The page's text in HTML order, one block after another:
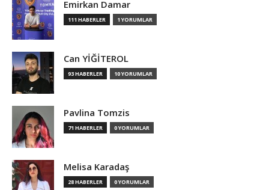
Emirkan Damar
111 HABERLER 1 YORUMLAR
Can YİĞİTEROL
93 HABERLER 10 YORUMLAR
Pavlina Tomzis
71 HABERLER 0 YORUMLAR
Melisa Karadaş
28 HABERLER 0 YORUMLAR